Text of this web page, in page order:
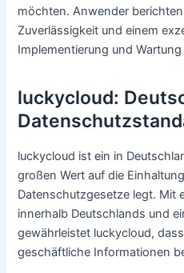
möchten. Anwender
Zuverlässigkeit und einem
Implementierung und
luckycloud:
luckycloud ist ein in
großen Wert auf die
Datenschutzgesetze legt. Mit
innerhalb Deutschlands und
gewährleistet luckycloud,
geschäftliche Informationen